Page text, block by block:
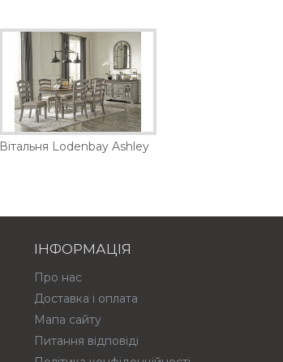
Вітальня Lodenbay Ashley
ІНФОРМАЦІЯ
Про нас
Доставка і оплата
Мапа сайту
Питання відповіді